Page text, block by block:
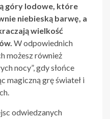
góry lodowe, które
niebieską barwę, a
wielkość
W odpowiednich
możesz również
nocy”, gdy słońce
magiczną grę świateł i
odwiedzanych